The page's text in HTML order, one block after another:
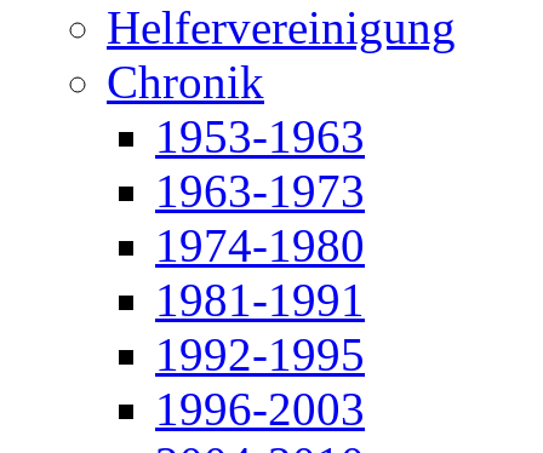
Helfervereinigung
Chronik
1953-1963
1963-1973
1974-1980
1981-1991
1992-1995
1996-2003